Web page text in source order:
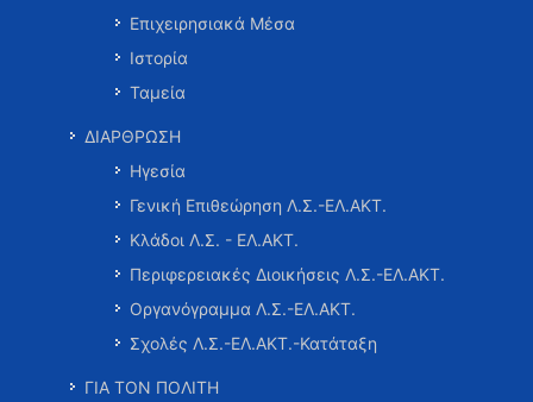
Επιχειρησιακά Μέσα
Ιστορία
Ταμεία
ΔΙΑΡΘΡΩΣΗ
Ηγεσία
Γενική Επιθεώρηση Λ.Σ.-ΕΛ.ΑΚΤ.
Κλάδοι Λ.Σ. - ΕΛ.ΑΚΤ.
Περιφερειακές Διοικήσεις Λ.Σ.-ΕΛ.ΑΚΤ.
Οργανόγραμμα Λ.Σ.-ΕΛ.ΑΚΤ.
Σχολές Λ.Σ.-ΕΛ.ΑΚΤ.-Κατάταξη
ΓΙΑ ΤΟΝ ΠΟΛΙΤΗ